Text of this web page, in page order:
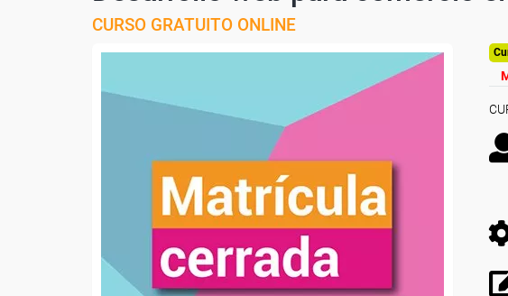
CURSO GRATUITO ONLINE